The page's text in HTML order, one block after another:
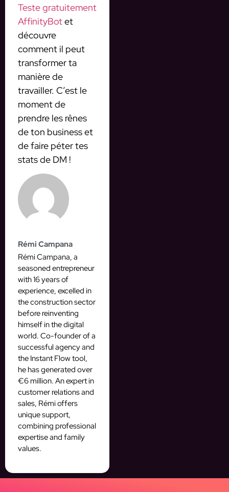
Teste gratuitement
AffinityBotet
découvre
comment il peut
transformer ta
manière de
travailler. C’est le
moment de
prendre les rênes
de ton business et
de faire péter tes
stats de DM !
Rémi Campana
Rémi Campana, a
seasoned entrepreneur
with 16 years of
experience, excelled in
the construction sector
before reinventing
himself in the digital
world. Co-founder of a
successful agency and
the Instant Flow tool,
he has generated over
€6 million. An expert in
customer relations and
sales, Rémi offers
unique support,
combining professional
expertise and family
values.